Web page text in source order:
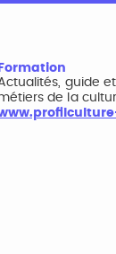
Formation
guide
de la